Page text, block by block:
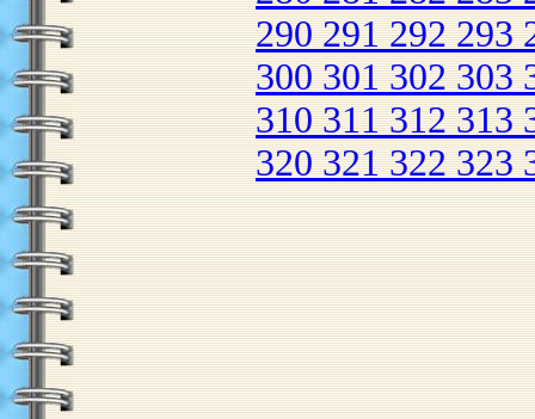
290 291 292 293
300 301 302 303
310 311 312 313
320 321 322 323